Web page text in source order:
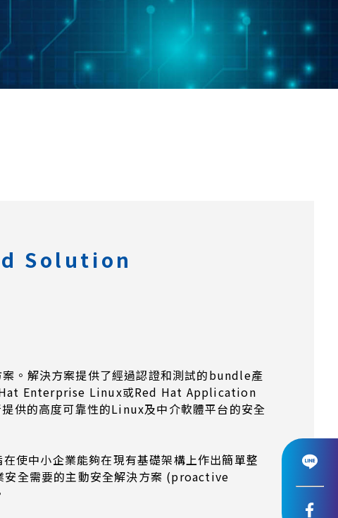
Solution
。解決方案提供了經過認證和測試的bundle產
Enterprise Linux或Red Hat Application
供的高度可靠性的Linux及中介軟體平台的安全
使中小企業能夠在現有基礎架構上作出簡單整
安全需要的主動安全解決方案 (proactive